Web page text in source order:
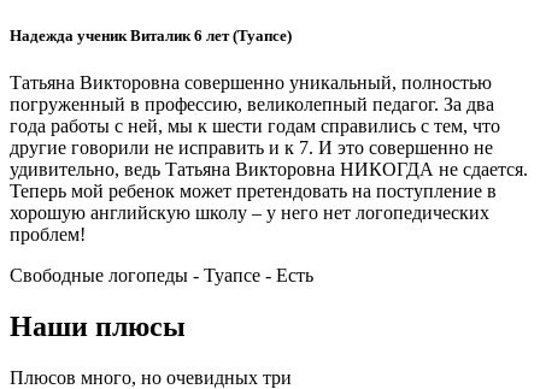
Надежда ученик Виталик 6 лет (Туапсе)
Татьяна Викторовна совершенно уникальный, полностью
погруженный в профессию, великолепный педагог. За два
года работы с ней, мы к шести годам справились с тем, что
другие говорили не исправить и к 7. И это совершенно не
удивительно, ведь Татьяна Викторовна НИКОГДА не сдается.
Теперь мой ребенок может претендовать на поступление в
хорошую английскую школу – у него нет логопедических
проблем!
Свободные логопеды - Туапсе - Есть
Наши плюсы
Плюсов много, но очевидных три